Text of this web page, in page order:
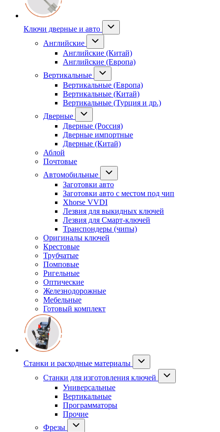
Ключи дверные и авто
Английские
Английские (Китай)
Английские (Европа)
Вертикальные
Вертикальные (Европа)
Вертикальные (Китай)
Вертикальные (Турция и др.)
Дверные
Дверные (Россия)
Дверные импортные
Дверные (Китай)
Аблой
Почтовые
Автомобильные
Заготовки авто
Заготовки авто с местом под чип
Xhorse VVDI
Лезвия для выкидных ключей
Лезвия для Смарт-ключей
Транспондеры (чипы)
Оригиналы ключей
Крестовые
Трубчатые
Помповые
Ригельные
Оптические
Железнодорожные
Мебельные
Готовый комплект
Станки и расходные материалы
Станки для изготовления ключей
Универсальные
Вертикальные
Программаторы
Прочие
Фрезы